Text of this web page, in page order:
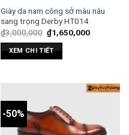
Giày da nam công sở màu nâu
sang trọng Derby HT014
₫3,000,000 ₫1,650,000
XEM CHI TIẾT
-50%